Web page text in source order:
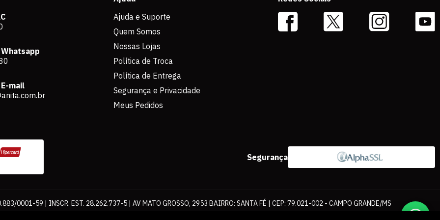
mail
Ajuda e Suporte
Quem Somos
Nossas Lojas
Política de Troca
Política de Entrega
Segurança e Privacidade
Meus Pedidos
Segurança
0001-59 | INSCR. EST. 28.262.737-5 | AV MATO GROSSO, 2953 BAIRRO: SANTA FÉ | CEP: 79.021-002 - CAMPO GRANDE/MS